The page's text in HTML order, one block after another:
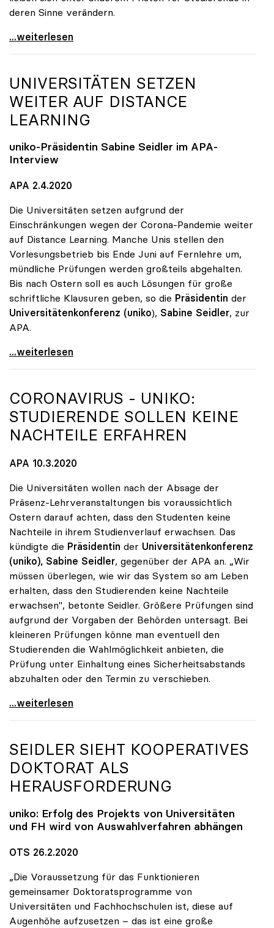
deren Sinne verändern.
Seidler: Verordnungsermächtigung soll Handlungen
...weiterlesen
UNIVERSITÄTEN SETZEN
WEITER AUF DISTANCE
LEARNING
uniko-Präsidentin Sabine Seidler im APA-
Interview
APA 2.4.2020
Die Universitäten setzen aufgrund der
Einschränkungen wegen der Corona-Pandemie weiter
auf Distance Learning. Manche Unis stellen den
Vorlesungsbetrieb bis Ende Juni auf Fernlehre um,
mündliche Prüfungen werden großteils abgehalten.
Bis nach Ostern soll es auch Lösungen für große
schriftliche Klausuren geben, so die Präsidentin der
Universitätenkonferenz (uniko), Sabine Seidler, zur
APA.
Universitäten setzen weiter auf Distance Learning
...weiterlesen
CORONAVIRUS - UNIKO:
STUDIERENDE SOLLEN KEINE
NACHTEILE ERFAHREN
APA 10.3.2020
Die Universitäten wollen nach der Absage der
Präsenz-Lehrveranstaltungen bis voraussichtlich
Ostern darauf achten, dass den Studenten keine
Nachteile in ihrem Studienverlauf erwachsen. Das
kündigte die Präsidentin der Universitätenkonferenz
(uniko), Sabine Seidler, gegenüber der APA an. „Wir
müssen überlegen, wie wir das System so am Leben
erhalten, dass den Studierenden keine Nachteile
erwachsen", betonte Seidler. Größere Prüfungen sind
aufgrund der Vorgaben der Behörden untersagt. Bei
kleineren Prüfungen könne man eventuell den
Studierenden die Wahlmöglichkeit anbieten, die
Prüfung unter Einhaltung eines Sicherheitsabstands
abzuhalten oder den Termin zu verschieben.
Coronavirus - uniko: Studierende sollen keine
...weiterlesen
SEIDLER SIEHT KOOPERATIVES
DOKTORAT ALS
HERAUSFORDERUNG
uniko: Erfolg des Projekts von Universitäten
und FH wird von Auswahlverfahren abhängen
OTS 26.2.2020
„Die Voraussetzung für das Funktionieren
gemeinsamer Doktoratsprogramme von
Universitäten und Fachhochschulen ist, diese auf
Augenhöhe aufzusetzen – das ist eine große